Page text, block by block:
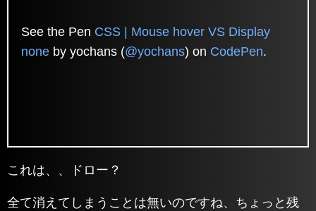
See the Pen CSS | Mouse hover VS Display
none by yochans (@yochans) on CodePen.
これは、、ドロー？
全て消えてしまうことは無いのですね、ちょっと残